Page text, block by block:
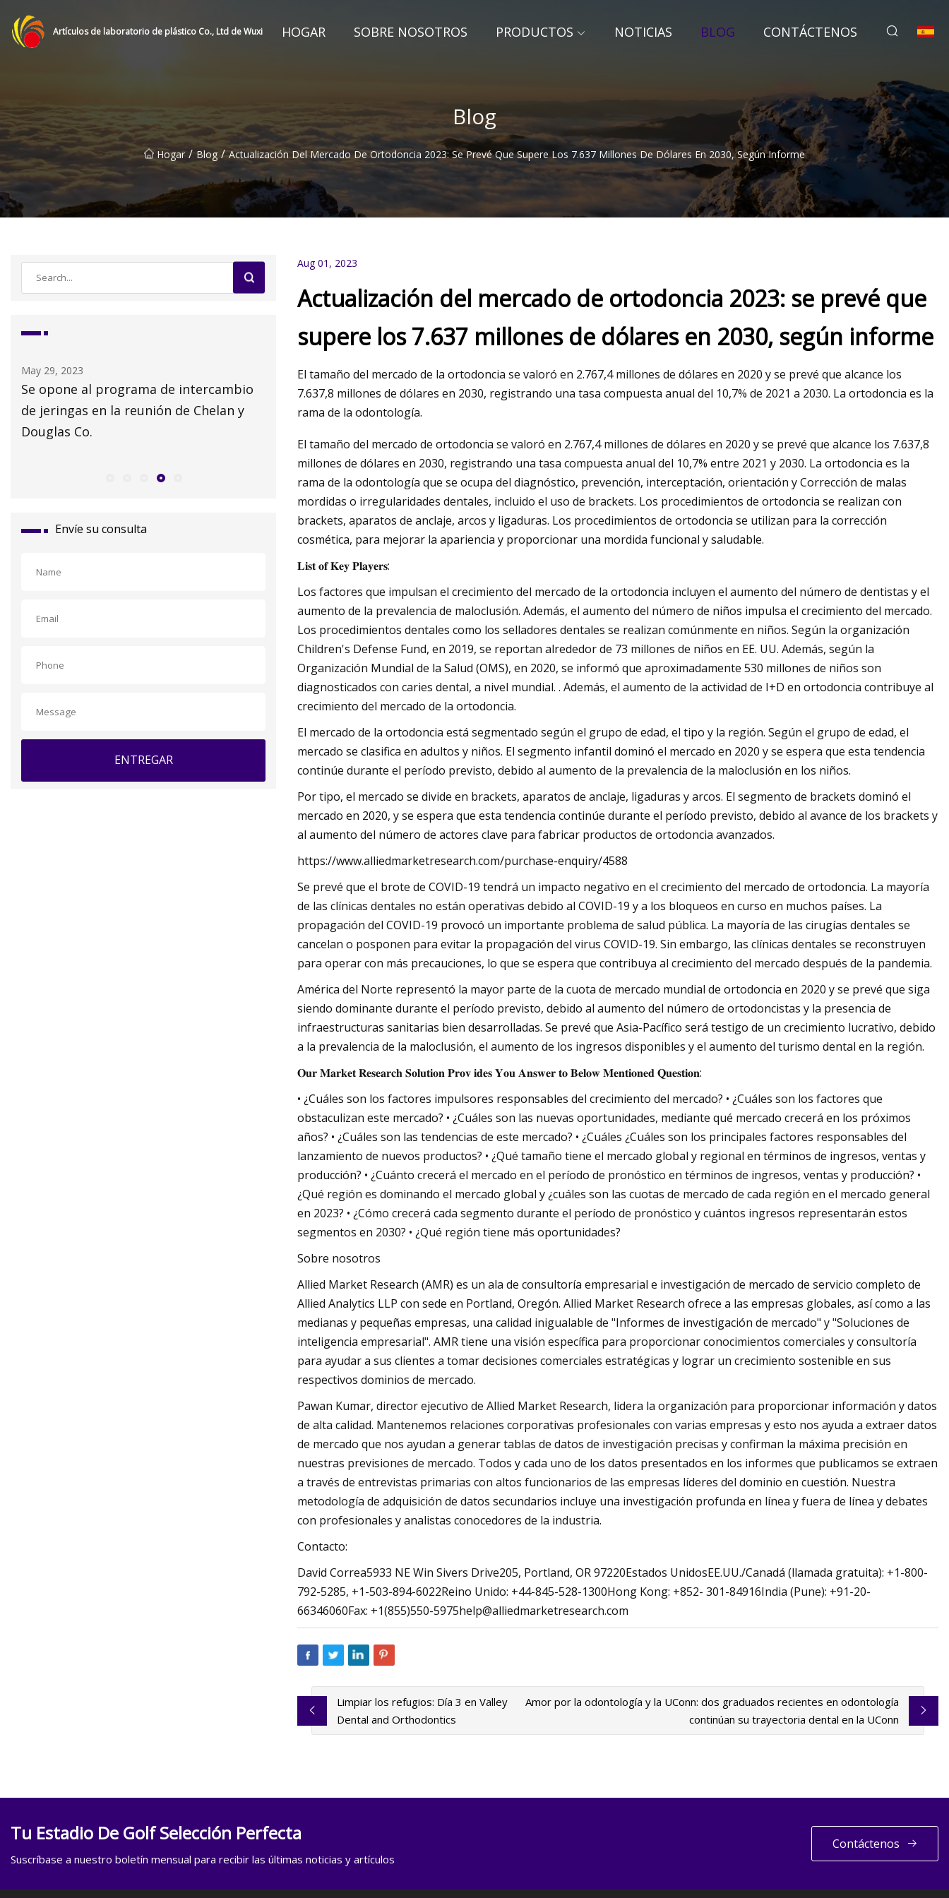
Artículos de laboratorio de plástico Co., Ltd de Wuxi HOGAR SOBRE NOSOTROS PRODUCTOS NOTICIAS BLOG CONTÁCTENOS
Blog
Hogar / Blog / Actualización Del Mercado De Ortodoncia 2023: Se Prevé Que Supere Los 7.637 Millones De Dólares En 2030, Según Informe
May 29, 2023
Se opone al programa de intercambio
de jeringas en la reunión de Chelan y
Douglas Co.
May 30, 2023
Hombre de Florida acusado de inyectar
sustancia en la puerta de un vecino
May 26, 2023
Ethypharm Aurum pre
Envíe su consulta
ENTREGAR
Aug 01, 2023
Actualización del mercado de ortodoncia 2023: se prevé que
supere los 7.637 millones de dólares en 2030, según informe
El tamaño del mercado de la ortodoncia se valoró en 2.767,4 millones de dólares en 2020 y se prevé que alcance los
7.637,8 millones de dólares en 2030, registrando una tasa compuesta anual del 10,7% de 2021 a 2030. La ortodoncia es la
rama de la odontología.
El tamaño del mercado de ortodoncia se valoró en 2.767,4 millones de dólares en 2020 y se prevé que alcance los 7.637,8
millones de dólares en 2030, registrando una tasa compuesta anual del 10,7% entre 2021 y 2030. La ortodoncia es la
rama de la odontología que se ocupa del diagnóstico, prevención, interceptación, orientación y Corrección de malas
mordidas o irregularidades dentales, incluido el uso de brackets. Los procedimientos de ortodoncia se realizan con
brackets, aparatos de anclaje, arcos y ligaduras. Los procedimientos de ortodoncia se utilizan para la corrección
cosmética, para mejorar la apariencia y proporcionar una mordida funcional y saludable.
𝐋𝐢𝐬𝐭 𝐨𝐟 𝐊𝐞𝐲 𝐏𝐥𝐚𝐲𝐞𝐫𝐬:
Los factores que impulsan el crecimiento del mercado de la ortodoncia incluyen el aumento del número de dentistas y el
aumento de la prevalencia de maloclusión. Además, el aumento del número de niños impulsa el crecimiento del mercado.
Los procedimientos dentales como los selladores dentales se realizan comúnmente en niños. Según la organización
Children's Defense Fund, en 2019, se reportan alrededor de 73 millones de niños en EE. UU. Además, según la
Organización Mundial de la Salud (OMS), en 2020, se informó que aproximadamente 530 millones de niños son
diagnosticados con caries dental, a nivel mundial. . Además, el aumento de la actividad de I+D en ortodoncia contribuye al
crecimiento del mercado de la ortodoncia.
El mercado de la ortodoncia está segmentado según el grupo de edad, el tipo y la región. Según el grupo de edad, el
mercado se clasifica en adultos y niños. El segmento infantil dominó el mercado en 2020 y se espera que esta tendencia
continúe durante el período previsto, debido al aumento de la prevalencia de la maloclusión en los niños.
Por tipo, el mercado se divide en brackets, aparatos de anclaje, ligaduras y arcos. El segmento de brackets dominó el
mercado en 2020, y se espera que esta tendencia continúe durante el período previsto, debido al avance de los brackets y
al aumento del número de actores clave para fabricar productos de ortodoncia avanzados.
https://www.alliedmarketresearch.com/purchase-enquiry/4588
Se prevé que el brote de COVID-19 tendrá un impacto negativo en el crecimiento del mercado de ortodoncia. La mayoría
de las clínicas dentales no están operativas debido al COVID-19 y a los bloqueos en curso en muchos países. La
propagación del COVID-19 provocó un importante problema de salud pública. La mayoría de las cirugías dentales se
cancelan o posponen para evitar la propagación del virus COVID-19. Sin embargo, las clínicas dentales se reconstruyen
para operar con más precauciones, lo que se espera que contribuya al crecimiento del mercado después de la pandemia.
América del Norte representó la mayor parte de la cuota de mercado mundial de ortodoncia en 2020 y se prevé que siga
siendo dominante durante el período previsto, debido al aumento del número de ortodoncistas y la presencia de
infraestructuras sanitarias bien desarrolladas. Se prevé que Asia-Pacífico será testigo de un crecimiento lucrativo, debido
a la prevalencia de la maloclusión, el aumento de los ingresos disponibles y el aumento del turismo dental en la región.
𝐎𝐮𝐫 𝐌𝐚𝐫𝐤𝐞𝐭 𝐑𝐞𝐬𝐞𝐚𝐫𝐜𝐡 𝐒𝐨𝐥𝐮𝐭𝐢𝐨𝐧 𝐏𝐫𝐨𝐯 𝐢𝐝𝐞𝐬 𝐘𝐨𝐮 𝐀𝐧𝐬𝐰𝐞𝐫 𝐭𝐨 𝐁𝐞𝐥𝐨𝐰 𝐌𝐞𝐧𝐭𝐢𝐨𝐧𝐞𝐝 𝐐𝐮𝐞𝐬𝐭𝐢𝐨𝐧:
• ¿Cuáles son los factores impulsores responsables del crecimiento del mercado? • ¿Cuáles son los factores que
obstaculizan este mercado? • ¿Cuáles son las nuevas oportunidades, mediante qué mercado crecerá en los próximos
años? • ¿Cuáles son las tendencias de este mercado? • ¿Cuáles ¿Cuáles son los principales factores responsables del
lanzamiento de nuevos productos? • ¿Qué tamaño tiene el mercado global y regional en términos de ingresos, ventas y
producción? • ¿Cuánto crecerá el mercado en el período de pronóstico en términos de ingresos, ventas y producción? •
¿Qué región es dominando el mercado global y ¿cuáles son las cuotas de mercado de cada región en el mercado general
en 2023? • ¿Cómo crecerá cada segmento durante el período de pronóstico y cuántos ingresos representarán estos
segmentos en 2030? • ¿Qué región tiene más oportunidades?
Sobre nosotros
Allied Market Research (AMR) es un ala de consultoría empresarial e investigación de mercado de servicio completo de
Allied Analytics LLP con sede en Portland, Oregón. Allied Market Research ofrece a las empresas globales, así como a las
medianas y pequeñas empresas, una calidad inigualable de "Informes de investigación de mercado" y "Soluciones de
inteligencia empresarial". AMR tiene una visión específica para proporcionar conocimientos comerciales y consultoría
para ayudar a sus clientes a tomar decisiones comerciales estratégicas y lograr un crecimiento sostenible en sus
respectivos dominios de mercado.
Pawan Kumar, director ejecutivo de Allied Market Research, lidera la organización para proporcionar información y datos
de alta calidad. Mantenemos relaciones corporativas profesionales con varias empresas y esto nos ayuda a extraer datos
de mercado que nos ayudan a generar tablas de datos de investigación precisas y confirman la máxima precisión en
nuestras previsiones de mercado. Todos y cada uno de los datos presentados en los informes que publicamos se extraen
a través de entrevistas primarias con altos funcionarios de las empresas líderes del dominio en cuestión. Nuestra
metodología de adquisición de datos secundarios incluye una investigación profunda en línea y fuera de línea y debates
con profesionales y analistas conocedores de la industria.
Contacto:
David Correa5933 NE Win Sivers Drive205, Portland, OR 97220Estados UnidosEE.UU./Canadá (llamada gratuita): +1-800-
792-5285, +1-503-894-6022Reino Unido: +44-845-528-1300Hong Kong: +852- 301-84916India (Pune): +91-20-
66346060Fax: +1(855)550-5975help@alliedmarketresearch.com
Limpiar los refugios: Día 3 en Valley
Dental and Orthodontics
Amor por la odontología y la UConn: dos graduados recientes en odontología
continúan su trayectoria dental en la UConn
Tu Estadio De Golf Selección Perfecta
Suscríbase a nuestro boletín mensual para recibir las últimas noticias y artículos
Contáctenos